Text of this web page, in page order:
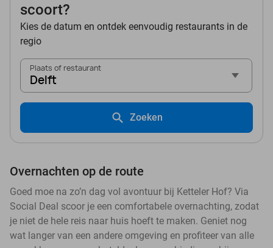
scoort?
Kies de datum en ontdek eenvoudig restaurants in de
regio
Plaats of restaurant
Delft
Zoeken
Overnachten op de route
Goed moe na zo’n dag vol avontuur bij Ketteler Hof? Via
Social Deal scoor je een comfortabele overnachting, zodat
je niet de hele reis naar huis hoeft te maken. Geniet nog
wat langer van een andere omgeving en profiteer van alle